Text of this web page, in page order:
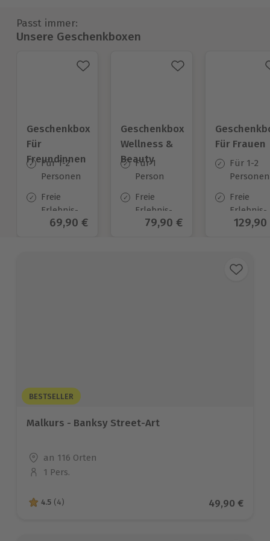
Passt immer:
Unsere Geschenkboxen
Geschenkbox
Für
Freundinnen
Für 1-2
Personen
Freie
Erlebnis-
Auswahl
Aktueller Preis
69,90 €
Geschenkbox
Wellness &
Beauty
Für 1
Person
Freie
Erlebnis-
Auswahl
Aktueller Preis
79,90 €
Für Frauen
Für 1-2
Personen
Freie
Erlebnis-
Auswahl
129,90
BESTSELLER
Malkurs - Banksy Street-Art
Standort
an 116 Orten
Anzahl der Teilnehmer
1 Pers.
4.5 von 5 Sternen basierend auf 4 Bewertungen
4.5 (4) Aktueller
49,90 €